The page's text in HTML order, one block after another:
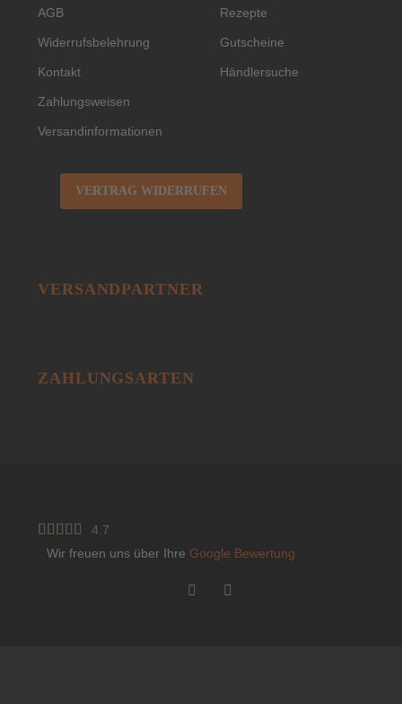
AGB
Widerrufsbelehrung
Kontakt
Zahlungsweisen
Versandinformationen
VERTRAG WIDERRUFEN
Rezepte
Gutscheine
Händlersuche
VERSANDPARTNER
ZAHLUNGSARTEN
    
4.7
Wir freuen uns über Ihre Google Bewertung